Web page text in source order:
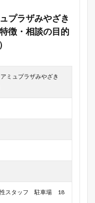
プラザみやざき
徴・相談の目的
ミュプラザみやざき
スタッフ 駐車場 18